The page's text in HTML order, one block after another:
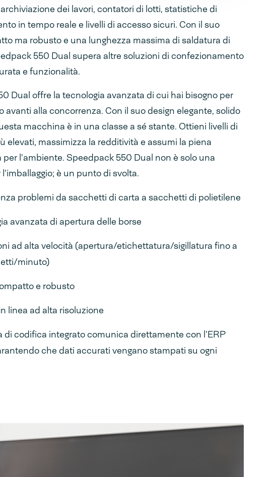
dei lavori, contatori di lotti, statistiche di
in tempo reale e livelli di accesso sicuri. Con il suo
ma robusto e una lunghezza massima di saldatura di
550 Dual supera altre soluzioni di confezionamento
e funzionalità.
Dual offre la tecnologia avanzata di cui hai bisogno per
avanti alla concorrenza. Con il suo design elegante, solido
macchina è in una classe a sé stante. Ottieni livelli di
elevati, massimizza la redditività e assumi la piena
per l'ambiente. Speedpack 550 Dual non è solo una
è un punto di svolta.
problemi da sacchetti di carta a sacchetti di polietilene
avanzata di apertura delle borse
ad alta velocità (apertura/etichettatura/sigillatura fino a
minuto)
e robusto
linea ad alta risoluzione
di codifica integrato comunica direttamente con l’ERP
che dati accurati vengano stampati su ogni